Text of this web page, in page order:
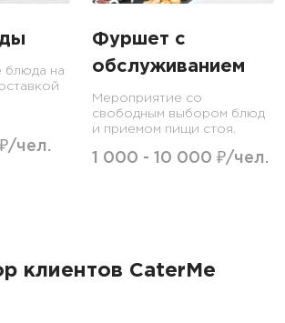
блюда на
чел.
Фуршет с
обслуживанием
Мероприятие со
свободным выбором блюд
и приемом пищи стоя.
1 000 - 10 000 ₽/чел.
клиентов CaterMe